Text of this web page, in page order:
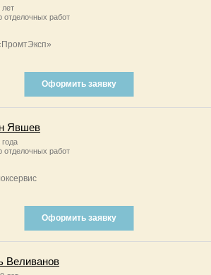
отделочных работ
Оформить заявку
Явшев
отделочных работ
Оформить заявку
Веливанов